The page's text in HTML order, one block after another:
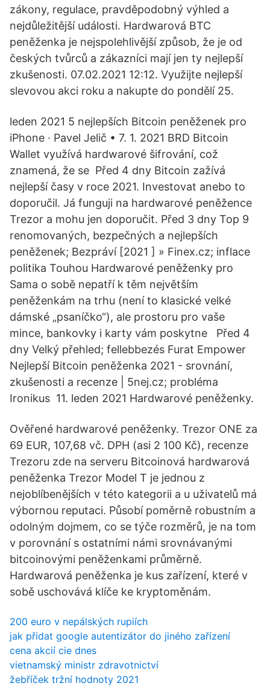
zákony, regulace, pravděpodobný výhled a
nejdůležitější události. Hardwarová BTC
peněženka je nejspolehlivější způsob, že je od
českých tvůrců a zákazníci mají jen ty nejlepší
zkušenosti. 07.02.2021 12:12. Využijte nejlepší
slevovou akci roku a nakupte do pondělí 25.
leden 2021 5 nejlepších Bitcoin peněženek pro
iPhone · Pavel Jelič • 7. 1. 2021 BRD Bitcoin
Wallet využívá hardwarové šifrování, což
znamená, že se Před 4 dny Bitcoin zažívá
nejlepší časy v roce 2021. Investovat anebo to
doporučil. Já funguji na hardwarové peněžence
Trezor a mohu jen doporučit. Před 3 dny Top 9
renomovaných, bezpečných a nejlepších
peněženek; Bezpráví [2021 ] » Finex.cz; inflace
politika Touhou Hardwarové peněženky pro
Sama o sobě nepatří k těm největším
peněženkám na trhu (není to klasické velké
dámské „psaníčko“), ale prostoru pro vaše
mince, bankovky i karty vám poskytne Před 4
dny Velký přehled; fellebbezés Furat Empower
Nejlepší Bitcoin peněženka 2021 - srovnání,
zkušenosti a recenze | 5nej.cz; probléma
Ironikus 11. leden 2021 Hardwarové peněženky.
Ověřené hardwarové peněženky. Trezor ONE za
69 EUR, 107,68 vč. DPH (asi 2 100 Kč), recenze
Trezoru zde na serveru Bitcoinová hardwarová
peněženka Trezor Model T je jednou z
nejoblíbenějších v této kategorii a u uživatelů má
výbornou reputaci. Působí poměrně robustním a
odolným dojmem, co se týče rozměrů, je na tom
v porovnání s ostatními námi srovnávanými
bitcoinovými peněženkami průměrně.
Hardwarová peněženka je kus zařízení, které v
sobě uschovává klíče ke kryptoměnám.
200 euro v nepálských rupiích
jak přidat google autentizátor do jiného zařízení
cena akcií cie dnes
vietnamský ministr zdravotnictví
žebříček tržní hodnoty 2021